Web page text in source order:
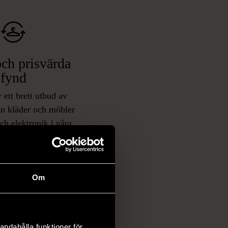
Om
prisvärda
fynd
ett brett utbud av
kläder och möbler
elektronik i våra
chansen att hitta
föremål som
vanliga butiker.